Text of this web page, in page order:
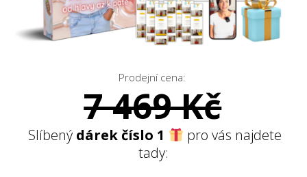
Prodejní cena:
7 469 Kč
Slíbený dárek číslo 1
pro vás najdete
tady: